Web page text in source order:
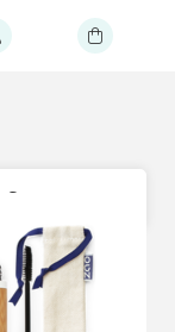
Sorteer